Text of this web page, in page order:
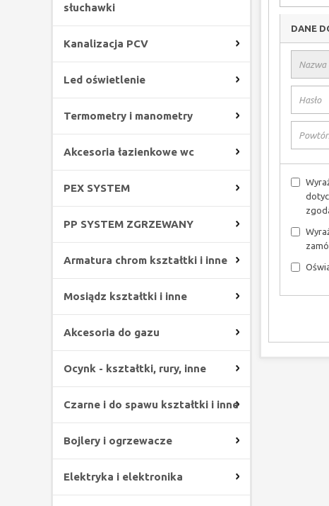
słuchawki
Kanalizacja PCV
Led oświetlenie
Termometry i manometry
Akcesoria łazienkowe wc
PEX SYSTEM
PP SYSTEM ZGRZEWANY
Armatura chrom kształtki i inne
Mosiądz kształtki i inne
Akcesoria do gazu
Ocynk - kształtki, rury, inne
Czarne i do spawu kształtki i inne
Bojlery i ogrzewacze
Elektryka i elektronika
DANE